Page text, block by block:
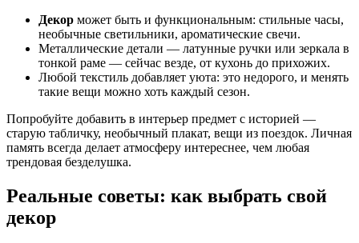
Декор может быть и функциональным: стильные часы,
необычные светильники, ароматические свечи.
Металлические детали — латунные ручки или зеркала в
тонкой раме — сейчас везде, от кухонь до прихожих.
Любой текстиль добавляет уюта: это недорого, и менять
такие вещи можно хоть каждый сезон.
Попробуйте добавить в интерьер предмет с историей —
старую табличку, необычный плакат, вещи из поездок. Личная
память всегда делает атмосферу интереснее, чем любая
трендовая безделушка.
Реальные советы: как выбрать свой
декор